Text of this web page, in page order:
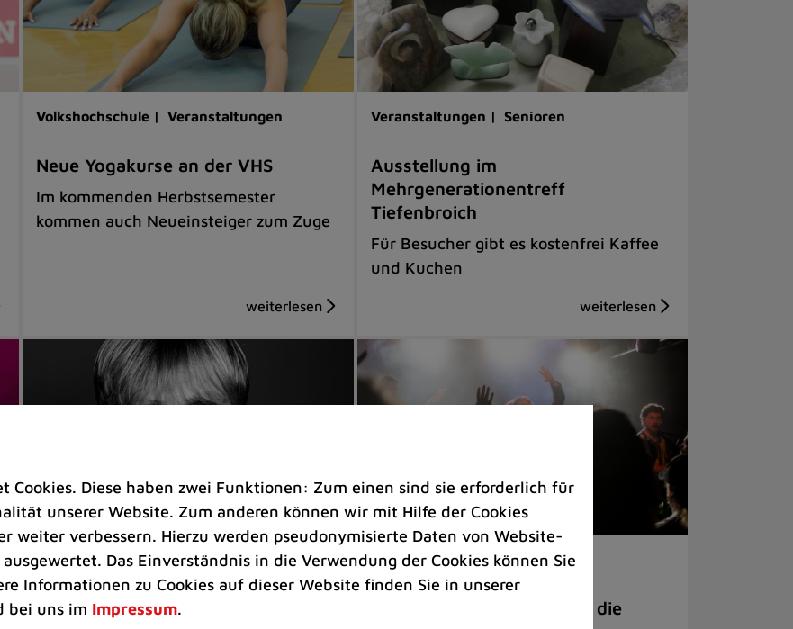
Volkshochschule | Veranstaltungen
Neue Yogakurse an der VHS
Im kommenden Herbstsemester
kommen auch Neueinsteiger zum Zuge
Veranstaltungen | Senioren
Ausstellung im
Mehrgenerationentreff
Tiefenbroich
Für Besucher gibt es kostenfrei Kaffee
und Kuchen
Veranstaltungen
Kultkicker Ansgar Brinkmann
Veranstaltungen
„Manege Madness“ bringt die
Cookies. Diese haben zwei Funktionen: Zum einen sind sie erforderlich für
unserer Website. Zum anderen können wir mit Hilfe der Cookies
weiter verbessern. Hierzu werden pseudonymisierte Daten von Website-
Das Einverständnis in die Verwendung der Cookies können Sie
Informationen zu Cookies auf dieser Website finden Sie in unserer
bei uns im Impressum.